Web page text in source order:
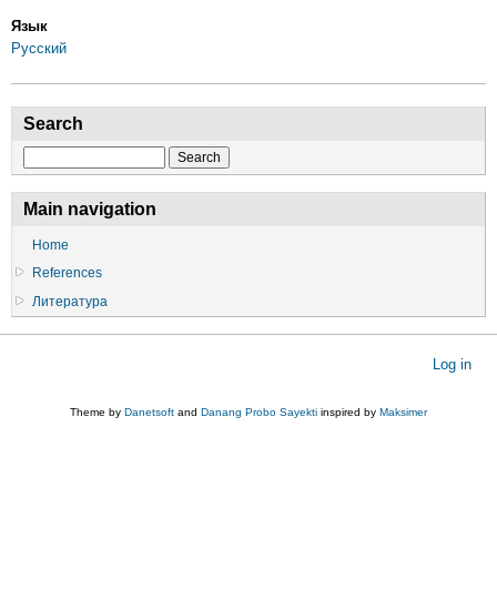
Язык
Русский
Search
Main navigation
Home
References
Литература
Log in
Theme by Danetsoft and Danang Probo Sayekti inspired by Maksimer